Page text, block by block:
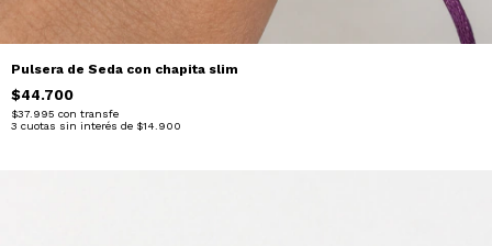
Pulsera de Seda con chapita slim
$44.700
$37.995 con transfe
3 cuotas sin interés de $14.900